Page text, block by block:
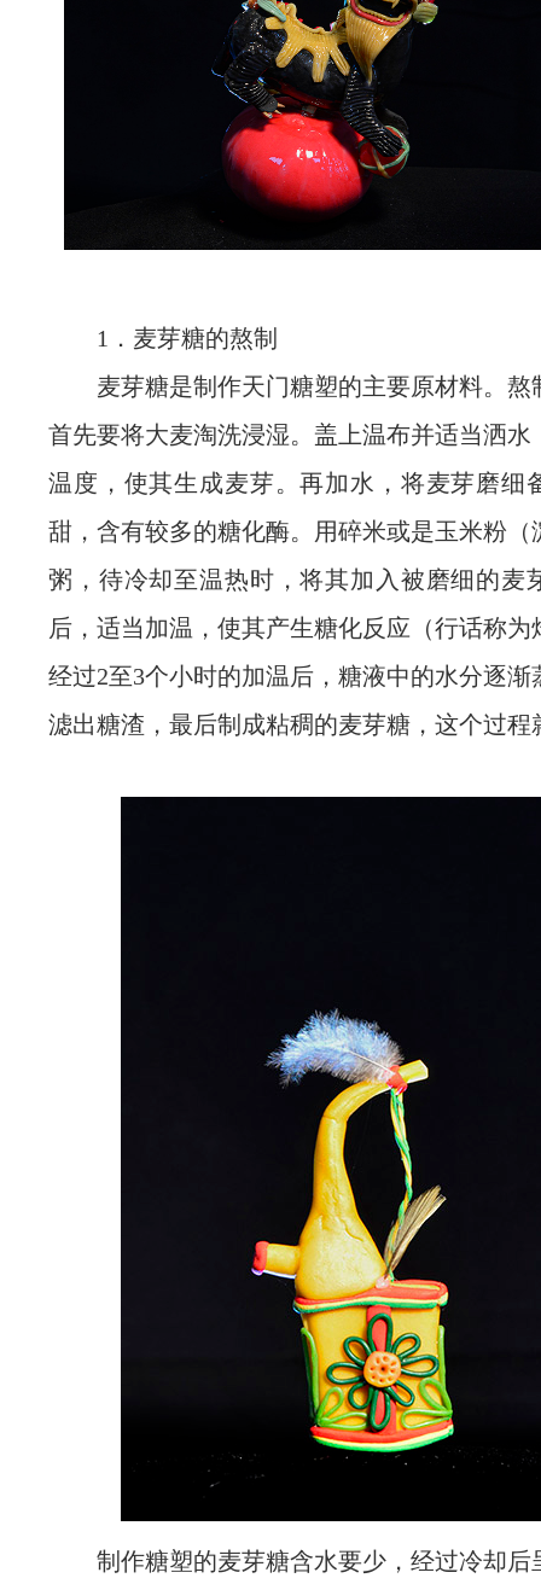
1．麦芽糖的熬制
麦芽糖是制作天门糖塑的主要原材料。熬
首先要将大麦淘洗浸湿。盖上温布并适当洒水
温度，使其生成麦芽。再加水，将麦芽磨细
甜，含有较多的糖化酶。用碎米或是玉米粉（
粥，待冷却至温热时，将其加入被磨细的麦
后，适当加温，使其产生糖化反应（行话称为
经过2至3个小时的加温后，糖液中的水分逐渐
滤出糖渣，最后制成粘稠的麦芽糖，这个过程
制作糖塑的麦芽糖含水要少，经过冷却后